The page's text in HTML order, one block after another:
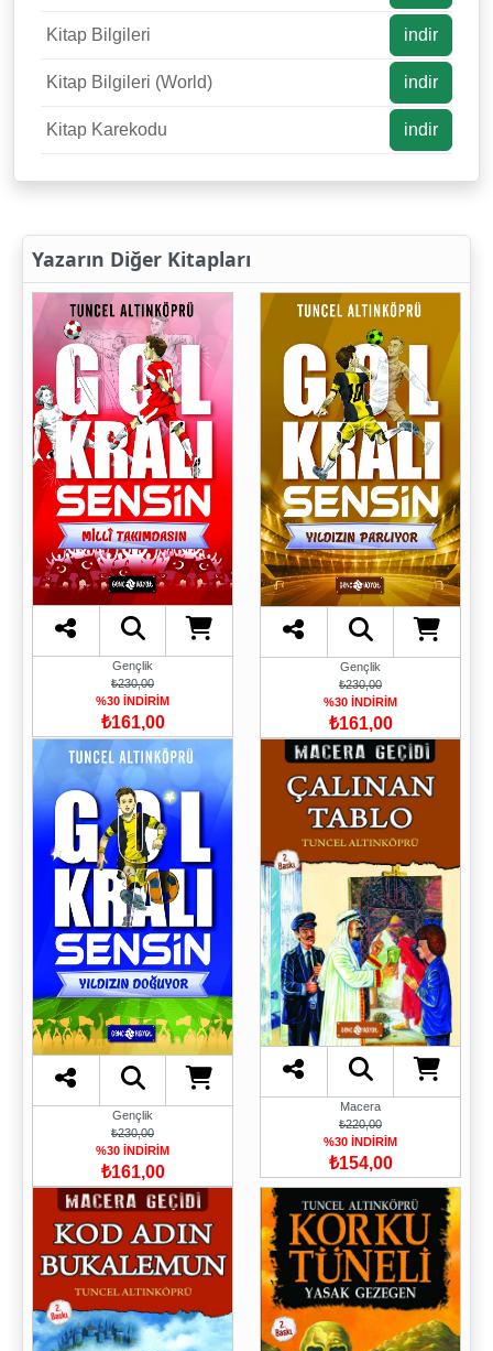
Kitap Bilgileri indir
Kitap Bilgileri (World) indir
Kitap Karekodu indir
Yazarın Diğer Kitapları
Gençlik
₺230,00
%30 İNDİRİM
₺161,00
Gençlik
₺230,00
%30 İNDİRİM
₺161,00
Gençlik
₺230,00
%30 İNDİRİM
₺161,00
Macera
₺220,00
%30 İNDİRİM
₺154,00